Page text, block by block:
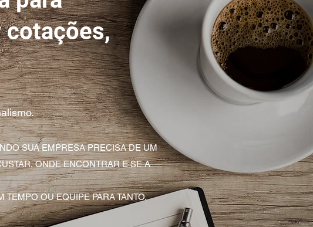
cotações,
SUA EMPRESA PRECISA DE UM
ONDE ENCONTRAR E SE A
TEMPO OU EQUIPE PARA TANTO.